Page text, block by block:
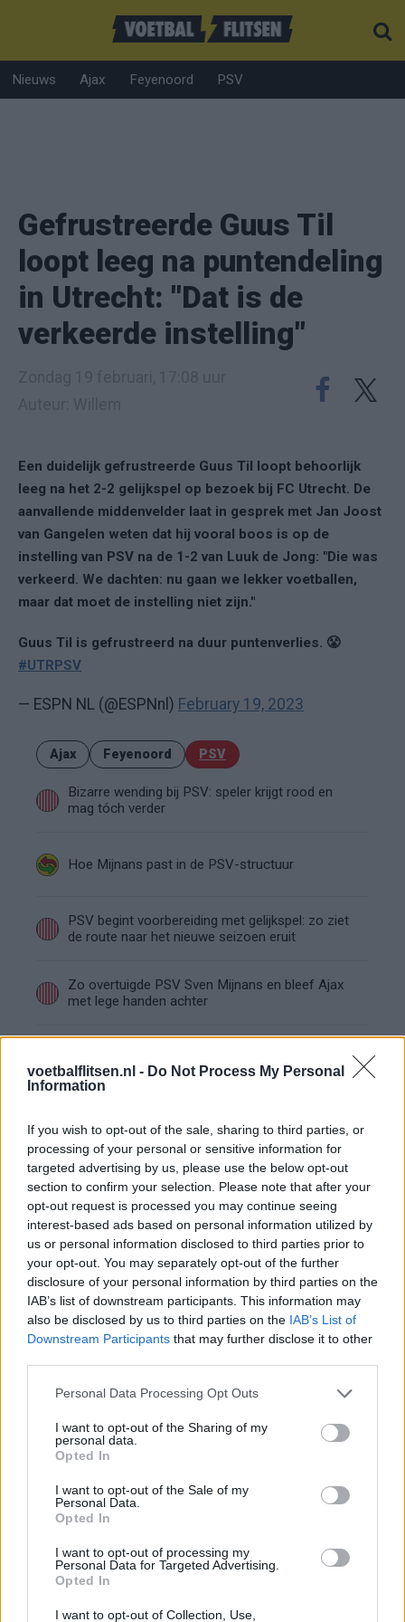
voetbalflitsen.nl - Do Not Process My Personal
Information
If you wish to opt-out of the sale, sharing to third parties, or
processing of your personal or sensitive information for
targeted advertising by us, please use the below opt-out
section to confirm your selection. Please note that after your
opt-out request is processed you may continue seeing
interest-based ads based on personal information utilized by
us or personal information disclosed to third parties prior to
your opt-out. You may separately opt-out of the further
disclosure of your personal information by third parties on the
IAB’s list of downstream participants. This information may
also be disclosed by us to third parties on the IAB’s List of
Downstream Participants that may further disclose it to other
Personal Data Processing Opt Outs
I want to opt-out of the Sharing of my
personal data.
Opted In
I want to opt-out of the Sale of my
Personal Data.
Opted In
I want to opt-out of processing my
Personal Data for Targeted Advertising.
Opted In
I want to opt-out of Collection, Use,
Nieuws Ajax Feyenoord PSV
Gefrustreerde Guus Til
loopt leeg na puntendeling
in Utrecht: "Dat is de
verkeerde instelling"
Een duidelijk gefrustreerde Guus Til loopt behoorlijk
leeg na het 2-2 gelijkspel op bezoek bij FC Utrecht. De
aanvallende middenvelder laat in gesprek met Jan Joost
van Gangelen weten dat hij vooral boos is op de
instelling van PSV na de 1-2 van Luuk de Jong: "Die was
verkeerd. We dachten: nu gaan we lekker voetballen,
maar dat moet de instelling niet zijn."
Guus Til is gefrustreerd na duur puntenverlies. 😤
#UTRPSV
— ESPN NL (@ESPNnl) February 19, 2023
Ajax Feyenoord PSV
Bizarre wending bij PSV: speler krijgt rood en
mag tóch verder
Hoe Mijnans past in de PSV-structuur
PSV begint voorbereiding met gelijkspel: zo ziet
de route naar het nieuwe seizoen eruit
Zo overtuigde PSV Sven Mijnans en bleef Ajax
met lege handen achter
Oranje-vragen abrupt af
transferlijn
PSV kiest met Tygo Land opnieuw voor de lange
route
Overzicht: Zo presteren de PSV-spelers op het
WK 2026
Zo ziet de voorbereiding van PSV eruit richting
het nieuwe seizoen
BREAKING: Bayern en PSV bereiken record-deal
over Saibari
Van Eindhoven naar München? Waarom Bayern
juist nu overtuigd is van Saibari
Buitenlandse interesse groeit rond Ryan
Flamingo
Geen midweekse speelrondes meer in 26/27: dit
is het plan van de Eredivisie